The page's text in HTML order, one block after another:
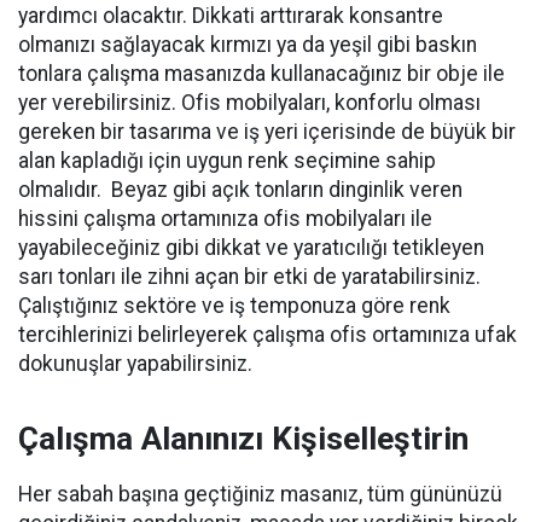
yardımcı olacaktır. Dikkati arttırarak konsantre
olmanızı sağlayacak kırmızı ya da yeşil gibi baskın
tonlara çalışma masanızda kullanacağınız bir obje ile
yer verebilirsiniz. Ofis mobilyaları, konforlu olması
gereken bir tasarıma ve iş yeri içerisinde de büyük bir
alan kapladığı için uygun renk seçimine sahip
olmalıdır. Beyaz gibi açık tonların dinginlik veren
hissini çalışma ortamınıza ofis mobilyaları ile
yayabileceğiniz gibi dikkat ve yaratıcılığı tetikleyen
sarı tonları ile zihni açan bir etki de yaratabilirsiniz.
Çalıştığınız sektöre ve iş temponuza göre renk
tercihlerinizi belirleyerek çalışma ofis ortamınıza ufak
dokunuşlar yapabilirsiniz.
Çalışma Alanınızı Kişiselleştirin
Her sabah başına geçtiğiniz masanız, tüm gününüzü